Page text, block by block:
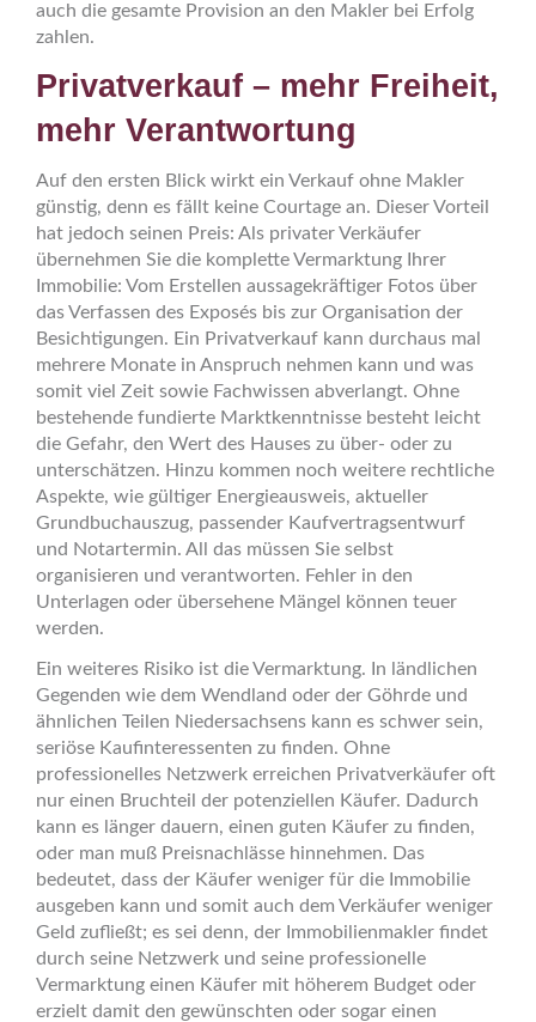
auch die gesamte Provision an den Makler bei Erfolg
zahlen.
Privatverkauf – mehr Freiheit,
mehr Verantwortung
Auf den ersten Blick wirkt ein Verkauf ohne Makler
günstig, denn es fällt keine Courtage an. Dieser Vorteil
hat jedoch seinen Preis: Als privater Verkäufer
übernehmen Sie die komplette Vermarktung Ihrer
Immobilie: Vom Erstellen aussagekräftiger Fotos über
das Verfassen des Exposés bis zur Organisation der
Besichtigungen. Ein Privatverkauf kann durchaus mal
mehrere Monate in Anspruch nehmen kann und was
somit viel Zeit sowie Fachwissen abverlangt. Ohne
bestehende fundierte Marktkenntnisse besteht leicht
die Gefahr, den Wert des Hauses zu über‑ oder zu
unterschätzen. Hinzu kommen noch weitere rechtliche
Aspekte, wie gültiger Energieausweis, aktueller
Grundbuchauszug, passender Kaufvertragsentwurf
und Notartermin. All das müssen Sie selbst
organisieren und verantworten. Fehler in den
Unterlagen oder übersehene Mängel können teuer
werden.
Ein weiteres Risiko ist die Vermarktung. In ländlichen
Gegenden wie dem Wendland oder der Göhrde und
ähnlichen Teilen Niedersachsens kann es schwer sein,
seriöse Kaufinteressenten zu finden. Ohne
professionelles Netzwerk erreichen Privatverkäufer oft
nur einen Bruchteil der potenziellen Käufer. Dadurch
kann es länger dauern, einen guten Käufer zu finden,
oder man muß Preisnachlässe hinnehmen. Das
bedeutet, dass der Käufer weniger für die Immobilie
ausgeben kann und somit auch dem Verkäufer weniger
Geld zufließt; es sei denn, der Immobilienmakler findet
durch seine Netzwerk und seine professionelle
Vermarktung einen Käufer mit höherem Budget oder
erzielt damit den gewünschten oder sogar einen